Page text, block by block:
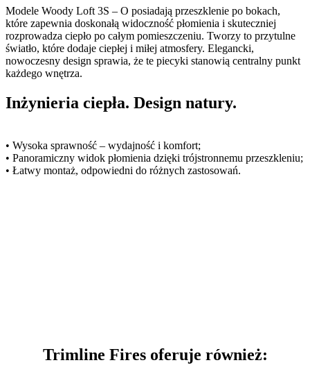
Modele Woody Loft 3S – O posiadają przeszklenie po bokach,
które zapewnia doskonałą widoczność płomienia i skuteczniej
rozprowadza ciepło po całym pomieszczeniu. Tworzy to przytulne
światło, które dodaje ciepłej i miłej atmosfery. Elegancki,
nowoczesny design sprawia, że ​​te piecyki stanowią centralny punkt
każdego wnętrza.
Inżynieria ciepła. Design natury.
• Wysoka sprawność – wydajność i komfort;
• Panoramiczny widok płomienia dzięki trójstronnemu przeszkleniu;
• Łatwy montaż, odpowiedni do różnych zastosowań.
Trimline Fires oferuje również: